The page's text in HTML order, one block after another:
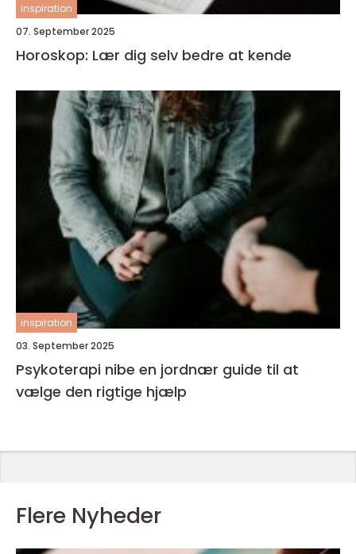
inspiration
07. September 2025
Horoskop: Lær dig selv bedre at kende
inspiration
03. September 2025
Psykoterapi nibe en jordnær guide til at
vælge den rigtige hjælp
Flere Nyheder